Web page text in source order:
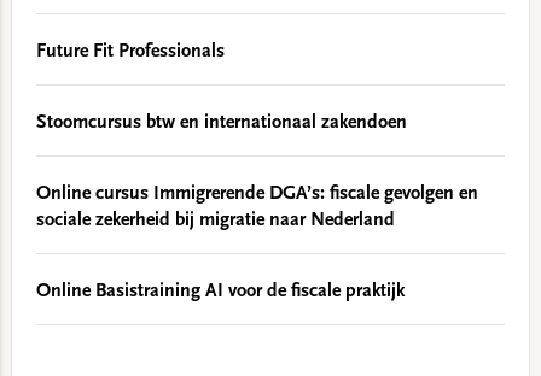
Future Fit Professionals
Stoomcursus btw en internationaal zakendoen
Online cursus Immigrerende DGA’s: fiscale gevolgen en
sociale zekerheid bij migratie naar Nederland
Online Basistraining AI voor de fiscale praktijk